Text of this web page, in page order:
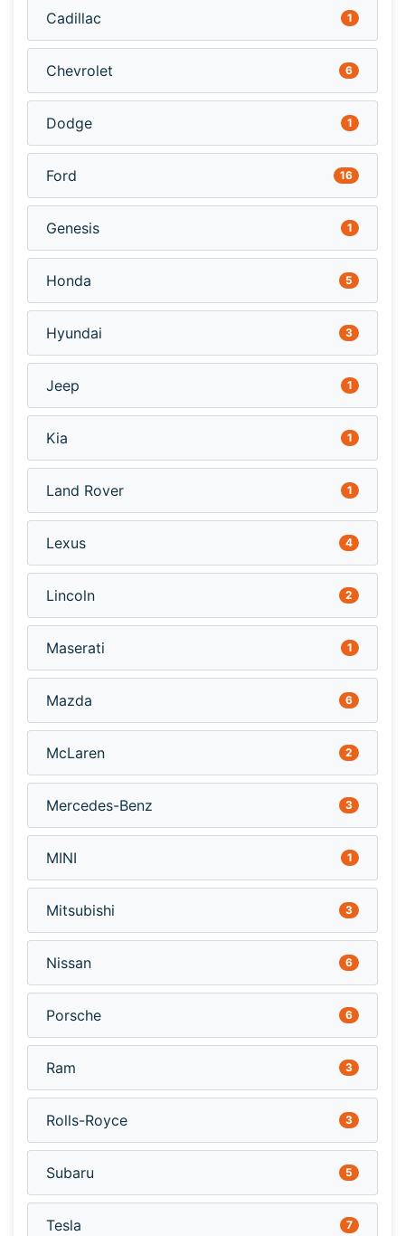
Cadillac 1
Chevrolet 6
Dodge 1
Ford 16
Genesis 1
Honda 5
Hyundai 3
Jeep 1
Kia 1
Land Rover 1
Lexus 4
Lincoln 2
Maserati 1
Mazda 6
McLaren 2
Mercedes-Benz 3
MINI 1
Mitsubishi 3
Nissan 6
Porsche 6
Ram 3
Rolls-Royce 3
Subaru 5
Tesla 7